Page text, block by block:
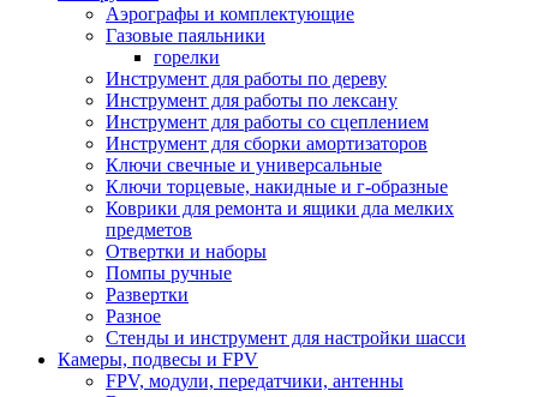
Аэрографы и комплектующие
Газовые паяльники
горелки
Инструмент для работы по дереву
Инструмент для работы по лексану
Инструмент для работы со сцеплением
Инструмент для сборки амортизаторов
Ключи свечные и универсальные
Ключи торцевые, накидные и г-образные
Коврики для ремонта и ящики дла мелких
предметов
Отвертки и наборы
Помпы ручные
Развертки
Разное
Стенды и инструмент для настройки шасси
Камеры, подвесы и FPV
FPV, модули, передатчики, антенны